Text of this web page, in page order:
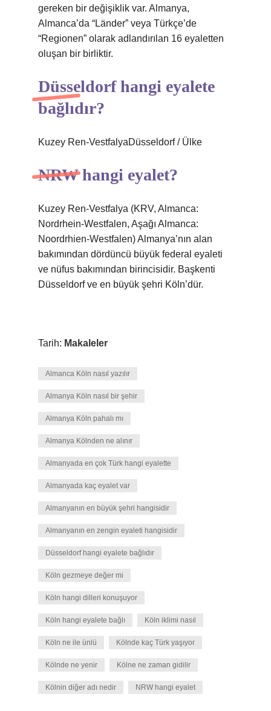
gereken bir değişiklik var. Almanya,
Almanca’da “Länder” veya Türkçe’de
“Regionen” olarak adlandırılan 16 eyaletten
oluşan bir birliktir.
Düsseldorf hangi eyalete
bağlıdır?
Kuzey Ren-VestfalyaDüsseldorf / Ülke
NRW hangi eyalet?
Kuzey Ren-Vestfalya (KRV, Almanca:
Nordrhein-Westfalen, Aşağı Almanca:
Noordrhien-Westfalen) Almanya’nın alan
bakımından dördüncü büyük federal eyaleti
ve nüfus bakımından birincisidir. Başkenti
Düsseldorf ve en büyük şehri Köln’dür.
Tarih: Makaleler
Almanca Köln nasıl yazılır
Almanya Köln nasıl bir şehir
Almanya Köln pahalı mı
Almanya Kölnden ne alınır
Almanyada en çok Türk hangi eyalette
Almanyada kaç eyalet var
Almanyanın en büyük şehri hangisidir
Almanyanın en zengin eyaleti hangisidir
Düsseldorf hangi eyalete bağlıdır
Köln gezmeye değer mi
Köln hangi dilleri konuşuyor
Köln hangi eyalete bağlı Köln iklimi nasıl
Köln ne ile ünlü Kölnde kaç Türk yaşıyor
Kölnde ne yenir Kölne ne zaman gidilir
Kölnin diğer adı nedir NRW hangi eyalet